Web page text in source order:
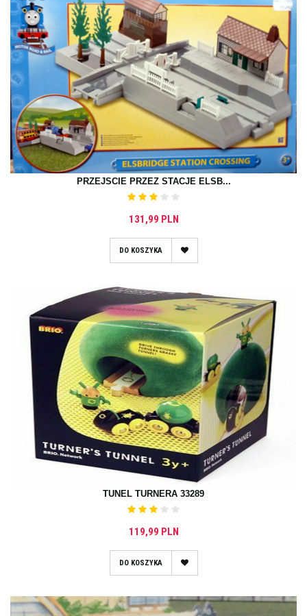
PRZEJSCIE PRZEZ STACJE ELSB...
131,99 PLN
DO KOSZYKA
TUNEL TURNERA 33289
119,99 PLN
DO KOSZYKA